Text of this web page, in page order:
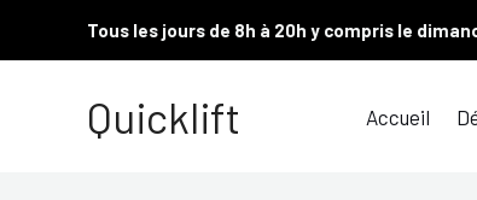
au
Tous les jours de 8h à 20h y compris le
Quicklift Accueil